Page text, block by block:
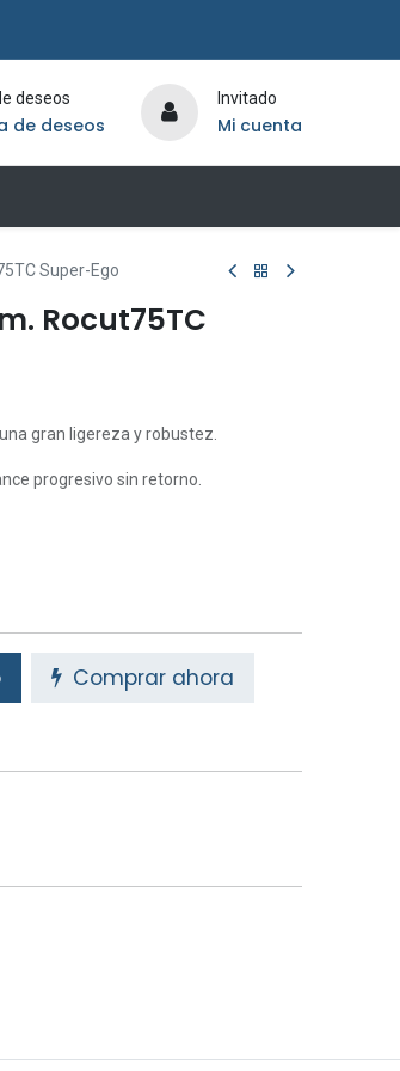
deseos
de deseos
Invitado
Mi cuenta
Super-Ego
Rocut75TC
gran ligereza y robustez.
progresivo sin retorno.
Comprar ahora